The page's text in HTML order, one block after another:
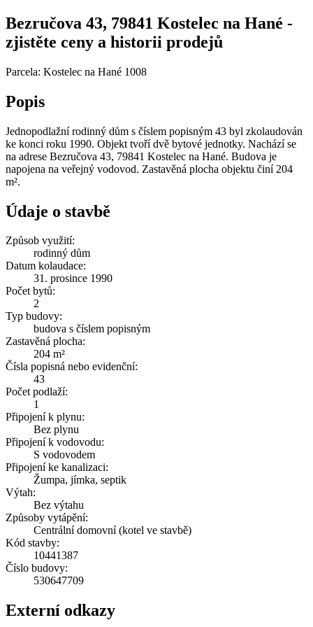
Bezručova 43, 79841 Kostelec na Hané -
zjistěte ceny a historii prodejů
Parcela: Kostelec na Hané 1008
Popis
Jednopodlažní rodinný dům s číslem popisným 43 byl zkolaudován
ke konci roku 1990. Objekt tvoří dvě bytové jednotky. Nachází se
na adrese Bezručova 43, 79841 Kostelec na Hané. Budova je
napojena na veřejný vodovod. Zastavěná plocha objektu činí 204
m².
Údaje o stavbě
Způsob využití:
rodinný dům
Datum kolaudace:
31. prosince 1990
Počet bytů:
2
Typ budovy:
budova s číslem popisným
Zastavěná plocha:
204 m²
Čísla popisná nebo evidenční:
43
Počet podlaží:
1
Připojení k plynu:
Bez plynu
Připojení k vodovodu:
S vodovodem
Připojení ke kanalizaci:
Žumpa, jímka, septik
Výtah:
Bez výtahu
Způsoby vytápění:
Centrální domovní (kotel ve stavbě)
Kód stavby:
10441387
Číslo budovy:
530647709
Externí odkazy